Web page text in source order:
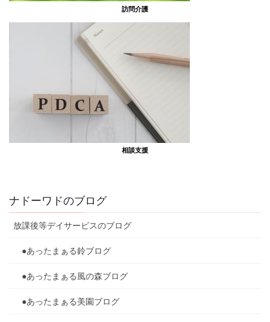
訪問介護
相談支援
ナドーワドのブログ
放課後等デイサービスのブログ
●あったまぁる鈴ブログ
●あったまぁる風の森ブログ
●あったまぁる美園ブログ